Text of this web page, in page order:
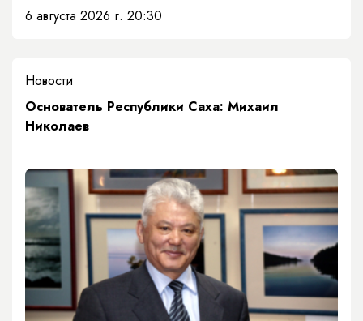
6 августа 2026 г. 20:30
Новости
Основатель Республики Саха: Михаил
Николаев